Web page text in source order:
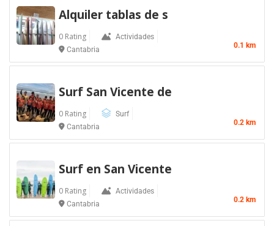
Alquiler tablas de s
0 Rating
Actividades
Cantabria
0.1 km
Surf San Vicente de
0 Rating
Surf
Cantabria
0.2 km
Surf en San Vicente
0 Rating
Actividades
Cantabria
0.2 km